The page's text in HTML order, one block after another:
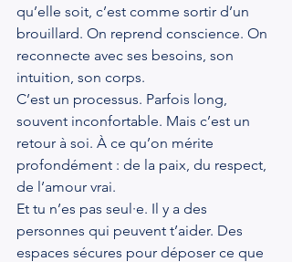
qu’elle soit, c’est comme sortir d’un
brouillard. On reprend conscience. On
reconnecte avec ses besoins, son
intuition, son corps.
C’est un processus. Parfois long,
souvent inconfortable. Mais c’est un
retour à soi. À ce qu’on mérite
profondément : de la paix, du respect,
de l’amour vrai.
Et tu n’es pas seul·e. Il y a des
personnes qui peuvent t’aider. Des
espaces sécures pour déposer ce que